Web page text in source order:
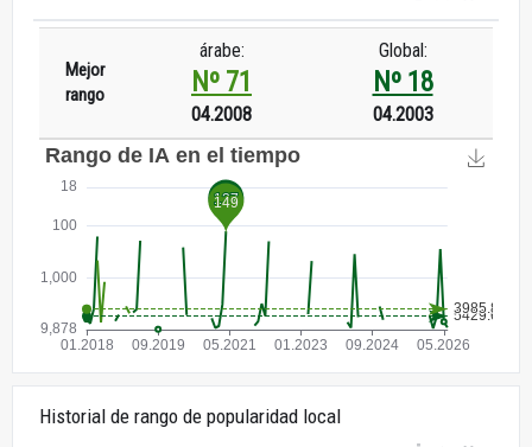
Mejor
rango
árabe:
Nº 71
04.2008
Global:
Nº 18
04.2003
Historial de rango de popularidad local